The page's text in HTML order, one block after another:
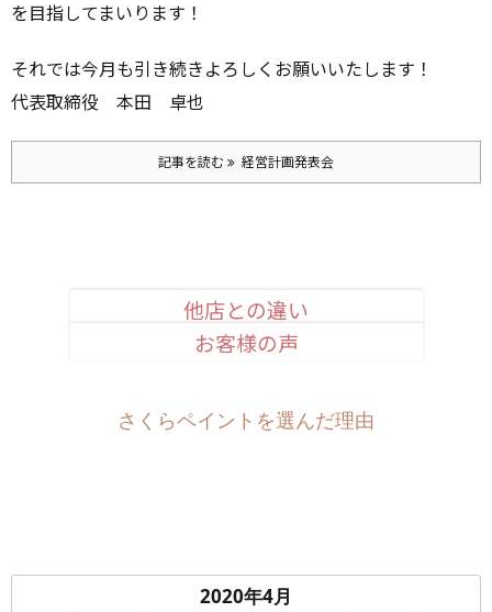
を目指してまいります！
それでは今月も引き続きよろしくお願いいたします！
代表取締役 本田 卓也
記事を読む 経営計画発表会
安心品質のお約束
他店との違い
さくらペイントを選んだ理由
お客様の声
2020年4月